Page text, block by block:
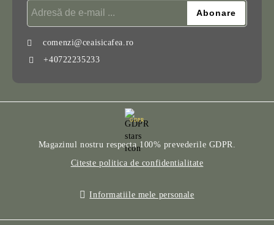
comenzi@ceaisicafea.ro
+40722235233
GDPR
Magazinul nostru respecta 100% prevederile GDPR.
Citeste politica de confidentialitate
Informatiile mele personale